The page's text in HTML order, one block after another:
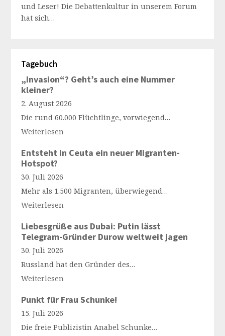
und Leser! Die Debattenkultur in unserem Forum
hat sich…
Tagebuch
„Invasion“? Geht’s auch eine Nummer
kleiner?
2. August 2026
Die rund 60.000 Flüchtlinge, vorwiegend…
Weiterlesen
Entsteht in Ceuta ein neuer Migranten-
Hotspot?
30. Juli 2026
Mehr als 1.500 Migranten, überwiegend…
Weiterlesen
Liebesgrüße aus Dubai: Putin lässt
Telegram-Gründer Durow weltweit jagen
30. Juli 2026
Russland hat den Gründer des…
Weiterlesen
Punkt für Frau Schunke!
15. Juli 2026
Die freie Publizistin Anabel Schunke…